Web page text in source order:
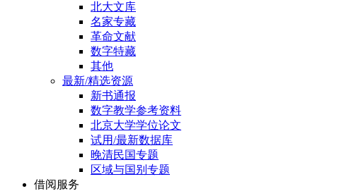
北大文库
名家专藏
革命文献
数字特藏
其他
最新/精选资源
新书通报
数字教学参考资料
北京大学学位论文
试用/最新数据库
晚清民国专题
区域与国别专题
借阅服务